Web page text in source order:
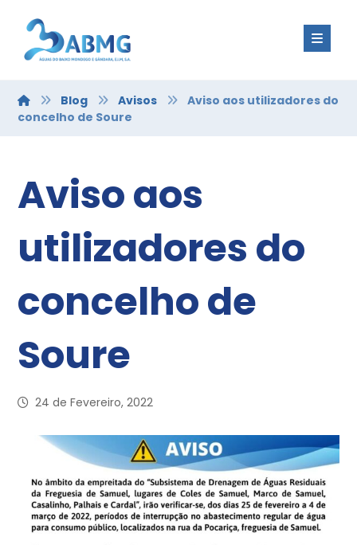
Blog Avisos
Aviso aos utilizadores do
concelho de Soure
Aviso aos
utilizadores do
concelho de
Soure
24 de Fevereiro, 2022